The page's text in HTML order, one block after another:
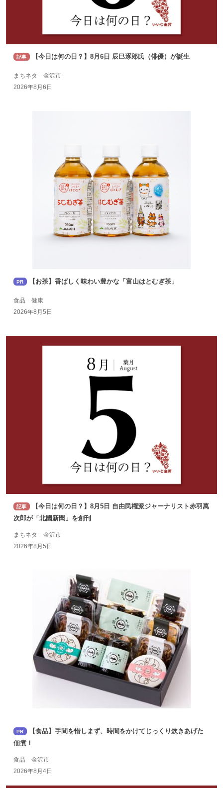
記事 【今日は何の日？】8月6日 辰巳琢郎氏（俳優）が誕生
まちネタ 金沢市
2026年8月6日
PR 【お茶】香ばしく味わい豊かな「富山はとむぎ茶」
食品 健康
2026年8月5日
記事
【今日は何の日？】8月5日 自由民権派ジャーナリスト赤羽萬
次郎が「北國新聞」を創刊
まちネタ 金沢市
2026年8月5日
PR
【食品】手間を惜しまず、時間をかけてじっくり炊きあげた
佃煮！
食品 金沢市
2026年8月4日